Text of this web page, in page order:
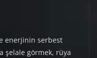
enerjinin serbest
şelale görmek, rüya